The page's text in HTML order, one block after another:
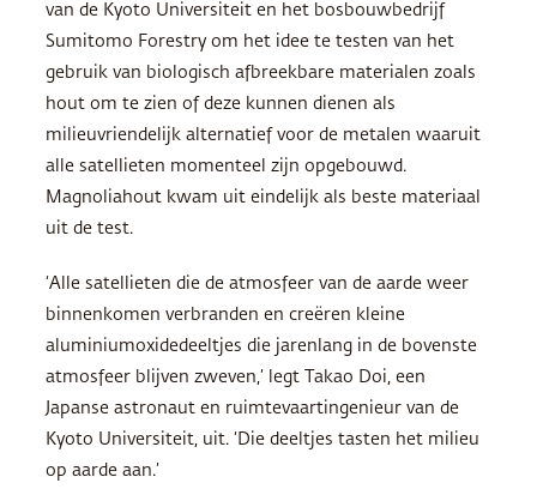
van de Kyoto Universiteit en het bosbouwbedrijf
Sumitomo Forestry om het idee te testen van het
gebruik van biologisch afbreekbare materialen zoals
hout om te zien of deze kunnen dienen als
milieuvriendelijk alternatief voor de metalen waaruit
alle satellieten momenteel zijn opgebouwd.
Magnoliahout kwam uit eindelijk als beste materiaal
uit de test.
‘Alle satellieten die de atmosfeer van de aarde weer
binnenkomen verbranden en creëren kleine
aluminiumoxidedeeltjes die jarenlang in de bovenste
atmosfeer blijven zweven,’ legt Takao Doi, een
Japanse astronaut en ruimtevaartingenieur van de
Kyoto Universiteit, uit. ‘Die deeltjes tasten het milieu
op aarde aan.’